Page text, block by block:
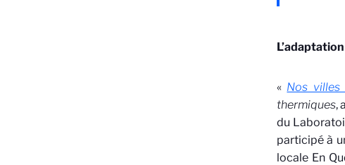
« Nos villes
thermiques,
du
participé à
locale En